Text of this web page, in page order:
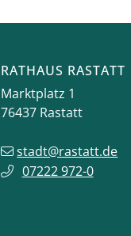
RATHAUS RASTATT
Marktplatz 1
76437 Rastatt
stadt@rastatt.de
07222 972-0